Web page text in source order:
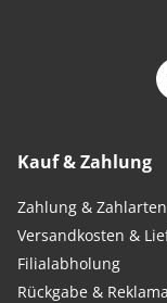
Kauf & Zahlung
Zahlung & Zahlarten
Versandkosten &
Filialabholung
Rückgabe &